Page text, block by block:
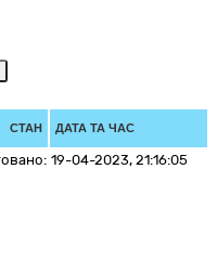
СТАН ДАТА ТА ЧАС
19-04-2023, 21:16:05